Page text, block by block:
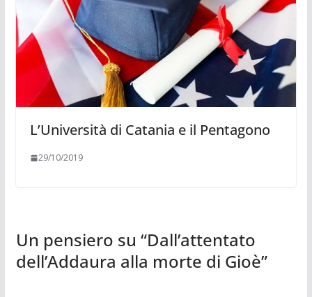
L’Università di Catania e il Pentagono
29/10/2019
Un pensiero su “Dall’attentato
dell’Addaura alla morte di Gioè”